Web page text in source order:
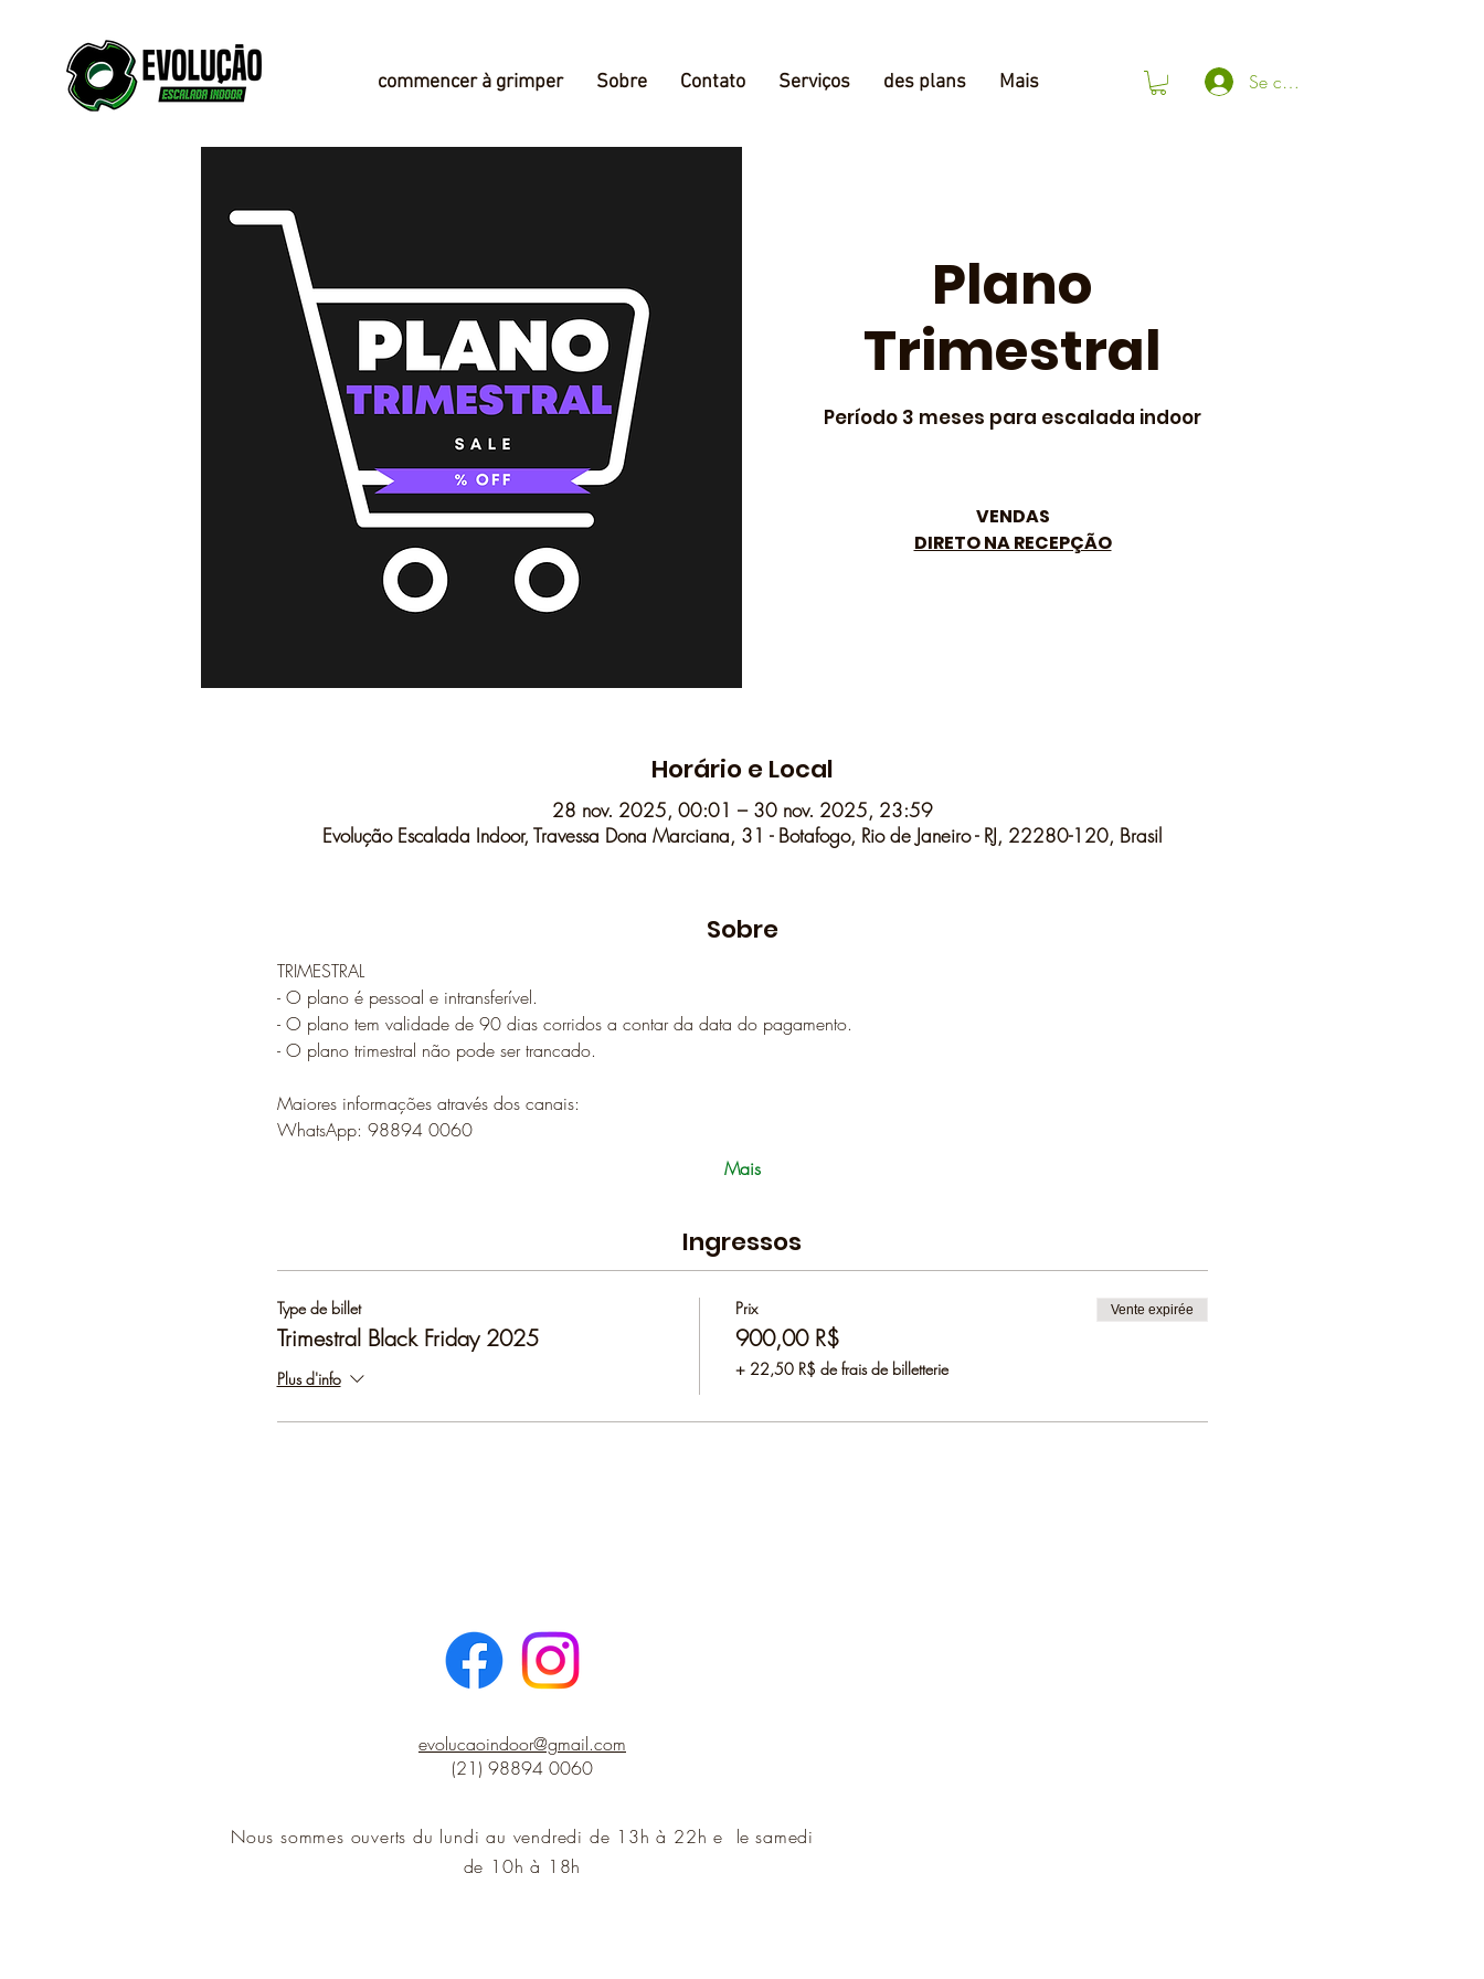
commencer à grimper Sobre Contato Serviços des plans Mais Se connecter
Plano
Trimestral
Período 3 meses para escalada indoor
VENDAS
DIRETO NA RECEPÇÃO
Horário e Local
28 nov. 2025, 00:01 – 30 nov. 2025, 23:59
Evolução Escalada Indoor, Travessa Dona Marciana, 31 - Botafogo, Rio de Janeiro - RJ, 22280-120, Brasil
Sobre
TRIMESTRAL
- O plano é pessoal e intransferível.
- O plano tem validade de 90 dias corridos a contar da data do pagamento.
- O plano trimestral não pode ser trancado.
Maiores informações através dos canais:
WhatsApp: 98894 0060
Mais
Ingressos
Type de billet
Trimestral Black Friday 2025
Plus d'info
Prix
900,00 R$
+ 22,50 R$ de frais de billetterie
Vente expirée
evolucaoindoor@gmail.com
(21) 98894 0060
Nous sommes ouverts du lundi au vendredi de 13h à 22h e le samedi
de 10h à 18h